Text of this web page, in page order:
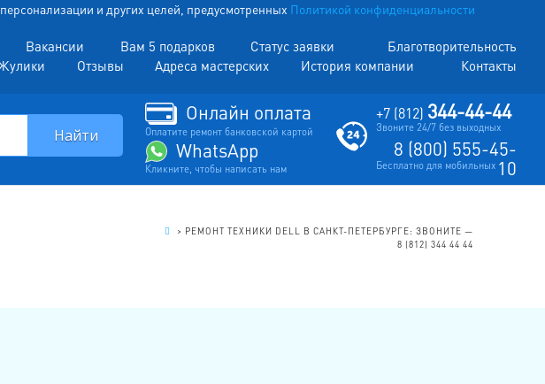
и других целей, предусмотренных Политикой конфиденциальности
Вакансии Вам 5 подарков Статус заявки
Благотворительность
Отзывы Адреса мастерских История компании Контакты
Онлайн оплата
Оплатите ремонт банковской картой
WhatsApp
Кликните, чтобы написать нам
+7 (812) 344-44-44
Звоните 24/7 без выходных
8 (800) 555-45-
10
Бесплатно для мобильных
> РЕМОНТ ТЕХНИКИ DELL В САНКТ-ПЕТЕРБУРГЕ: ЗВОНИТЕ —
8 (812) 344 44 44